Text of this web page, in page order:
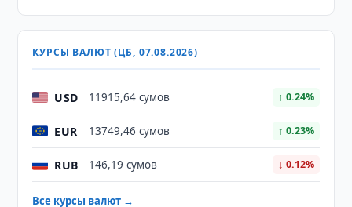
КУРСЫ ВАЛЮТ (ЦБ, 07.08.2026)
USD 11915,64 сумов ↑ 0.24%
EUR 13749,46 сумов ↑ 0.23%
RUB 146,19 сумов ↓ 0.12%
Все курсы валют →